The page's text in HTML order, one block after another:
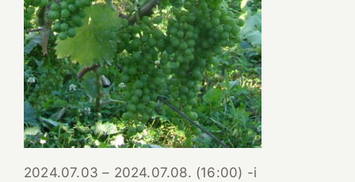
2024.07.03 – 2024.07.08. (16:00) -i